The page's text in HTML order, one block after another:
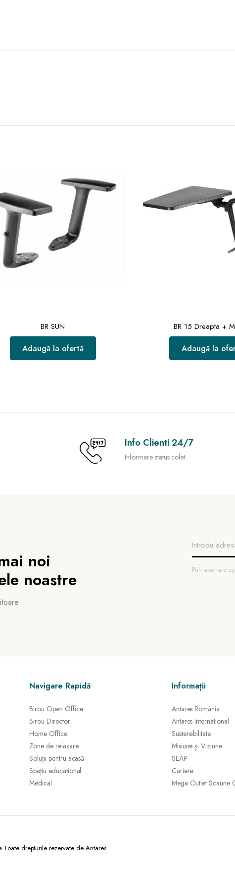
BR SUN
Adaugă la ofertă
BR 15 Dreapta +
Adaugă la
Info Clienti 24/7
Informare status colet
noi
noastre
Prin abonare
Navigare Rapidă
Birou Open Office
Birou Director
Home Office
Zone de relaxare
Soluții pentru acasă
Spațiu educațional
Medical
Informații
Antares România
Antares International
Sustenabilitate
Misiune și Viziune
SEAP
Cariere
Mega Outlet Scaune
drepturile rezervate de Antares.